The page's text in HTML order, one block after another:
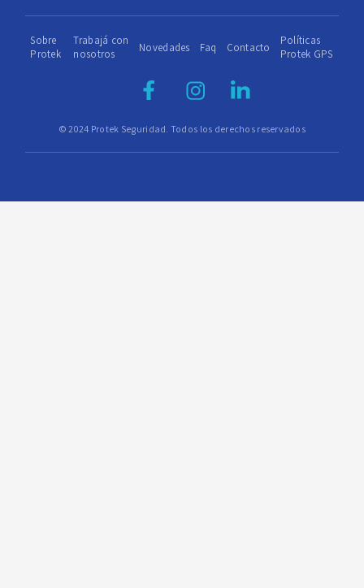
© 2024 Protek Seguridad. Todos los derechos reservados
Sobre
Protek
Trabajá con
nosotros
Novedades Faq Contacto
Políticas
Protek GPS